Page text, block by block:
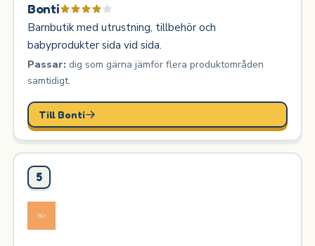
Bonti
Barnbutik med utrustning, tillbehör och
babyprodukter sida vid sida.
Passar:dig som gärna jämför flera produktområden
samtidigt.
Till Bonti
5